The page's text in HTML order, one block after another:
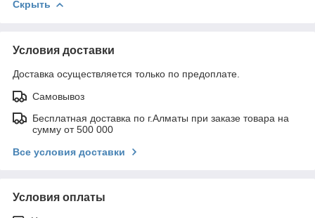
Скрыть
Условия доставки
Доставка осуществляется только по предоплате.
Самовывоз
Бесплатная доставка по г.Алматы при заказе товара на
сумму от 500 000
Все условия доставки
Условия оплаты